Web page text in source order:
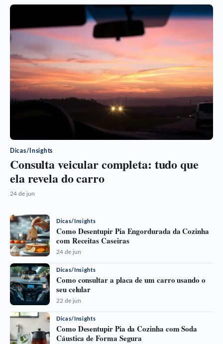
Dicas/Insights
Consulta veicular completa: tudo que
ela revela do carro
24 de jun
Dicas/Insights
Como Desentupir Pia Engordurada da Cozinha
com Receitas Caseiras
24 de jun
Dicas/Insights
Como consultar a placa de um carro usando o
seu celular
22 de jun
Dicas/Insights
Como Desentupir Pia da Cozinha com Soda
Cáustica de Forma Segura